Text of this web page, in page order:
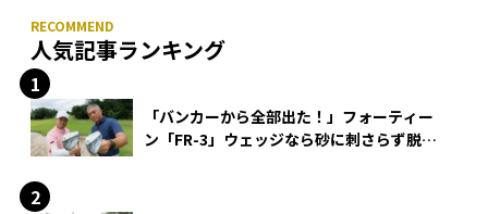
人気記事ランキング
「バンカーから全部出た！」フォーティー
ン「FR-3」ウェッジなら砂に刺さらず脱出